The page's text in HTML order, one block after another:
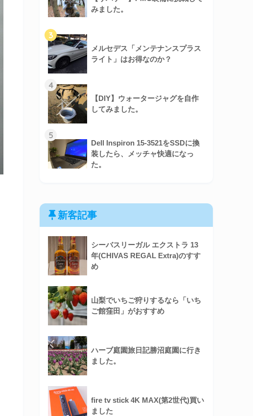
みました。
3
メルセデス「メンテナンスプラス
ライト」はお得なのか？
4
【DIY】ウォータージャグを自作
してみました。
5
Dell Inspiron 15-3521をSSDに換
装したら、メッチャ快適になっ
た。
新客記事
シーバスリーガル エクストラ 13
年(CHIVAS REGAL Extra)のすす
め
山梨でいちご狩りするなら「いち
ご館窪田」がおすすめ
ハーブ庭園旅日記勝沼庭園に行き
ました。
fire tv stick 4K MAX(第2世代)買い
ました